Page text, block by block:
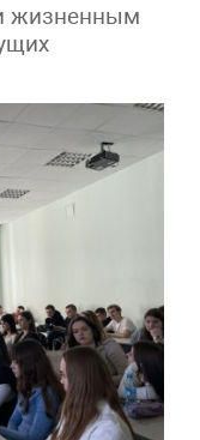
жизненным